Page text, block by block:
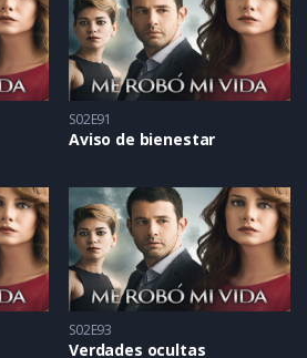
S02E91
Aviso de bienestar
S02E93
Verdades ocultas